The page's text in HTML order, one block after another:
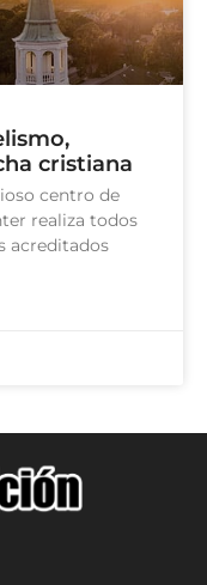
cristiana
centro de
realiza todos
acreditados